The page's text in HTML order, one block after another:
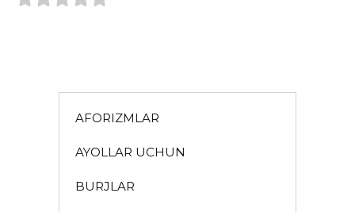
AFORIZMLAR
AYOLLAR UCHUN
BURJLAR